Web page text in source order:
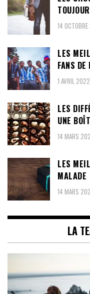
14
LES
FANS DE
1 AVRIL 2022
LES
UNE
14 MARS
LES
MALADE
14 MARS
LA